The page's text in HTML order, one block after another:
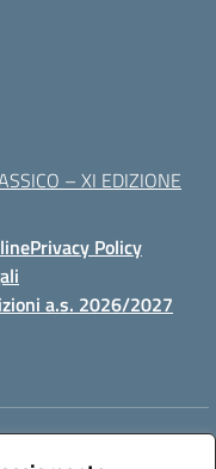
– XI EDIZIONE
Privacy Policy
a.s. 2026/2027